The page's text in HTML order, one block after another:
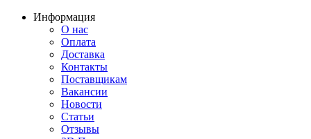
Информация
О нас
Оплата
Доставка
Контакты
Поставщикам
Вакансии
Новости
Статьи
Отзывы